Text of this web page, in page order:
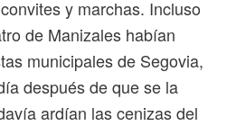
y marchas. Incluso
de Manizales habían
municipales de Segovia,
después de que se la
ardían las cenizas del